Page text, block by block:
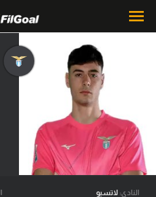
محتوى إخباري
الرئيسية
أخبار
مباريات
ميركاتو
فانتازي في الجولالنادي: لاتسيو